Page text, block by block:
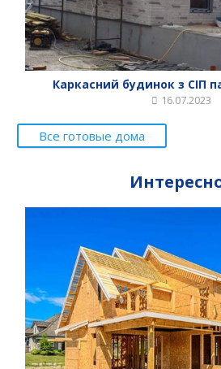
Каркасний будинок з СІП
16.07.2023
Все готовые дома